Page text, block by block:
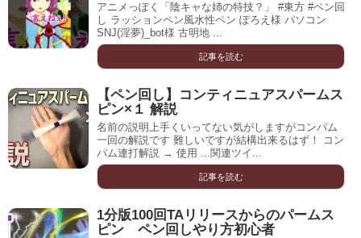
アニメっぽく「陰キャな姉の特技？」 #東方 #ペン回
し ラッションペン風水性ペン ぽろえ様 パソコン
SNJ(淫夢)_bot様 古明地 ...
記事を読む
【ペン回し】コンティニュアスパームス
ピン×１ 解説
名前の説明上手くいってない気がしますがコンパム
一回の解説です 難しいですが結構出来るはず！ コン
パム連打解説 → 使用 ...関連ツイ...
記事を読む
1分版100回TAリリースからのパームス
ピン ペン回しやり方初心者